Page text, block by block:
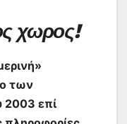
s
e
n
g
gr
a
m
χωρος!
των
2003 επί